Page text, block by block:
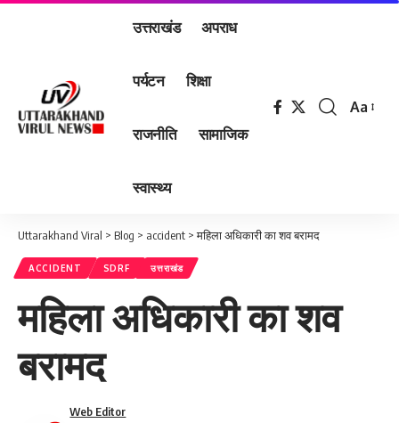
उत्तराखंड अपराध
पर्यटन शिक्षा
राजनीति सामाजिक
स्वास्थ्य
Font
Aa
Uttarakhand Viral > Blog > accident >महिला अधिकारी का शव बरामद
ACCIDENT SDRF उत्तराखंड
महिला अधिकारी का शव
बरामद
Web Editor